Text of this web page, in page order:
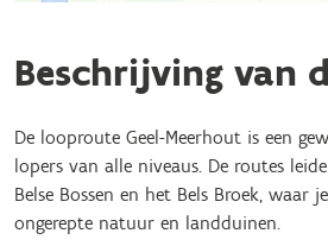
Beschrijving van
De looproute Geel-Meerhout is een
lopers van alle niveaus. De routes
Belse Bossen en het Bels Broek, waar
ongerepte natuur en landduinen.